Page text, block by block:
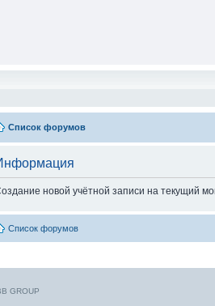
Список форумов
новой учётной записи на текущий
Список форумов
GROUP